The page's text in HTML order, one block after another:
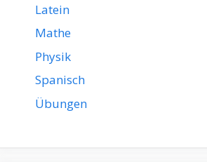
Latein
Mathe
Physik
Spanisch
Übungen